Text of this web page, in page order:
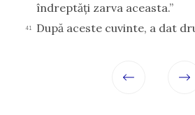
îndreptăţi zarva aceasta.”
41 După aceste cuvinte, a dat